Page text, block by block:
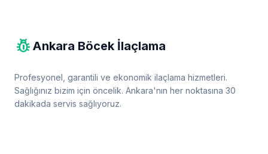
pest_control Ankara Böcek İlaçlama
Profesyonel, garantili ve ekonomik ilaçlama hizmetleri.
Sağlığınız bizim için öncelik. Ankara'nın her noktasına 30
dakikada servis sağlıyoruz.